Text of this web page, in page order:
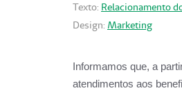
Texto: Relacionamento
Design: Marketing
Informamos que, a
atendimentos aos